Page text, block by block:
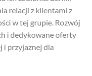
relacji z klientami z
w tej grupie. Rozwój
i dedykowane oferty
przyjaznej dla